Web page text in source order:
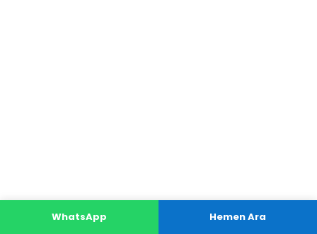
WhatsApp Hemen Ara